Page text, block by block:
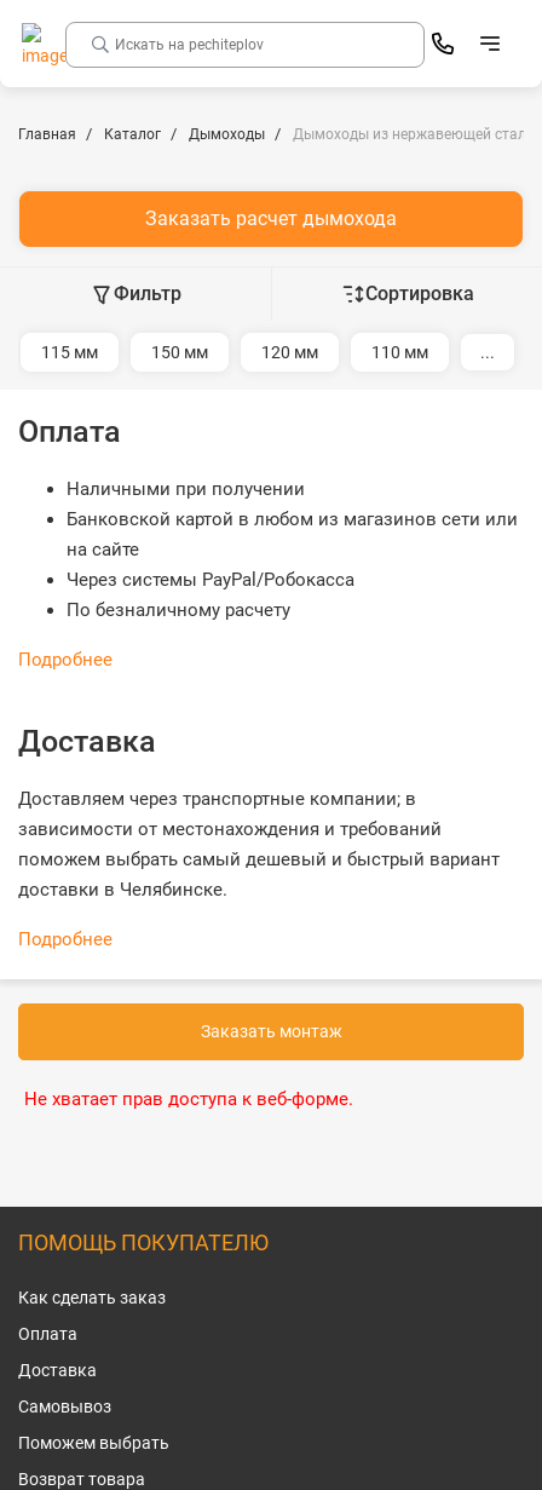
Главная Каталог Дымоходы Дымоходы из нержавеющей стали
Заказать расчет дымохода
Фильтр Сортировка
115 мм 150 мм 120 мм 110 мм ...
Оплата
Наличными при получении
Банковской картой в любом из магазинов сети или
на сайте
Через системы PayPal/Робокасса
По безналичному расчету
Подробнее
Доставка
Доставляем через транспортные компании; в
зависимости от местонахождения и требований
поможем выбрать самый дешевый и быстрый вариант
доставки в Челябинске.
Подробнее
Заказать монтаж
Не хватает прав доступа к веб-форме.
ПОМОЩЬ ПОКУПАТЕЛЮ
Как сделать заказ
Оплата
Доставка
Самовывоз
Поможем выбрать
Возврат товара